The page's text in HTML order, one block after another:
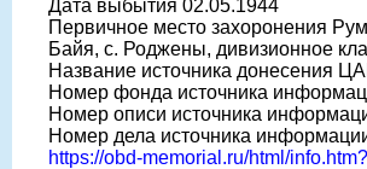
Дата выбытия 02.05.1944
Первичное место захоронения
Байя, с. Роджены, дивизионное
Название источника донесения
Номер фонда источника
Номер описи источника
Номер дела источника
https://obd-memorial.ru/html/